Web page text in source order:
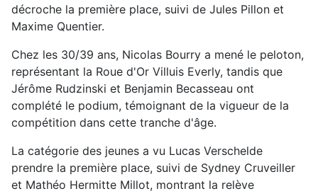
décroche la première place, suivi de Jules Pillon et
Maxime Quentier.
Chez les 30/39 ans, Nicolas Bourry a mené le peloton,
représentant la Roue d'Or Villuis Everly, tandis que
Jérôme Rudzinski et Benjamin Becasseau ont
complété le podium, témoignant de la vigueur de la
compétition dans cette tranche d'âge.
La catégorie des jeunes a vu Lucas Verschelde
prendre la première place, suivi de Sydney Cruveiller
et Mathéo Hermitte Millot, montrant la relève